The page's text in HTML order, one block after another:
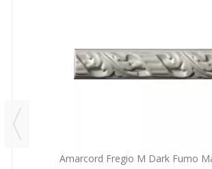
Amarcord Fregio M Dark Fumo